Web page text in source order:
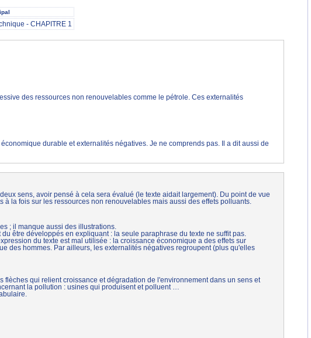
- CHAPITRE 1
des ressources non renouvelables comme le pétrole. Ces externalités
durable et externalités négatives. Je ne comprends pas. Il a dit aussi de
sens, avoir pensé à cela sera évalué (le texte aidait largement). Du point de vue
la fois sur les ressources non renouvelables mais aussi des effets polluants.
; il manque aussi des illustrations.
être développés en expliquant : la seule paraphrase du texte ne suffit pas.
du texte est mal utilisée : la croissance économique a des effets sur
des hommes. Par ailleurs, les externalités négatives regroupent (plus qu'elles
qui relient croissance et dégradation de l'environnement dans un sens et
la pollution : usines qui produisent et polluent …